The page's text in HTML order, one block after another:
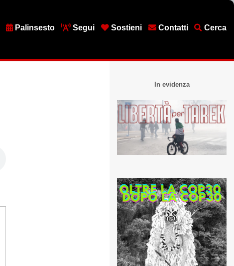
Palinsesto Segui Sostieni Contatti Cerca
In evidenza